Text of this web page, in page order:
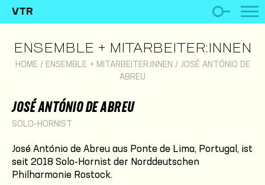
VTR
ENSEMBLE + MITARBEITER:INNEN
HOME / ENSEMBLE + MITARBEITER:INNEN / JOSÉ ANTÓNIO DE
ABREU
JOSÉ ANTÓNIO DE ABREU
SOLO-HORNIST
José António de Abreu aus Ponte de Lima, Portugal, ist
seit 2018 Solo-Hornist der Norddeutschen
Philharmonie Rostock.